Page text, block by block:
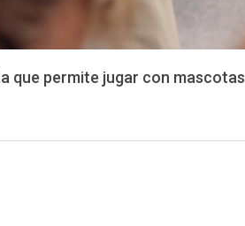
que permite jugar con mascotas